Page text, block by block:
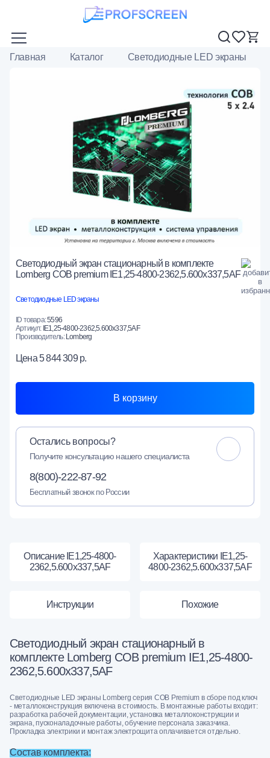
Главная Каталог Светодиодные LED экраны
Светодиодный экран стационарный в комплекте
Lomberg COB premium IE1,25-4800-2362,5.600x337,5AF
Светодиодные LED экраны
ID товара:5596
Артикул: IE1,25-4800-2362,5.600x337,5AF
Производитель:Lomberg
Цена5 844 309 р.
В корзину
Остались вопросы?
Получите консультацию нашего специалиста
8(800)-222-87-92
Бесплатный звонок по России
Описание IE1,25-4800-
2362,5.600x337,5AF
Характеристики IE1,25-
4800-2362,5.600x337,5AF
Инструкции Похожие
Светодиодный экран стационарный в
комплекте Lomberg COB premium IE1,25-4800-
2362,5.600x337,5AF
Светодиодные LED экраны Lomberg серия COB Premium в сборе под ключ
- металлоконструкция включена в стоимость. В монтажные работы входит:
разработка рабочей документации, установка металлоконструкции и
экрана, пусконаладочные работы, обучение персонала заказчика.
Прокладка электрики и монтаж электрощита оплачивается отдельно.
Состав комплекта: